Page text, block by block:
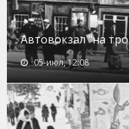
Автовокзал "на
05-июл, 12:08